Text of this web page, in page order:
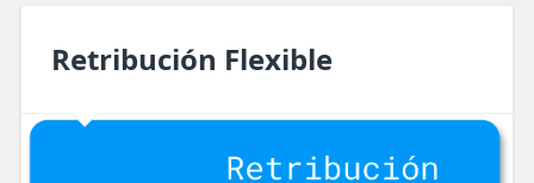
Retribución Flexible